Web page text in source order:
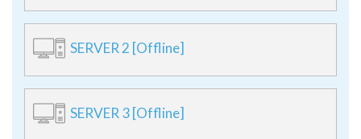
SERVER 2 [Offline]
SERVER 3 [Offline]